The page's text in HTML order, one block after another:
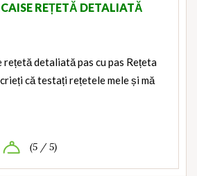
REȚETĂ DETALIATĂ
rețetă detaliată pas cu pas Rețeta
că testați rețetele mele și mă
(5 / 5)